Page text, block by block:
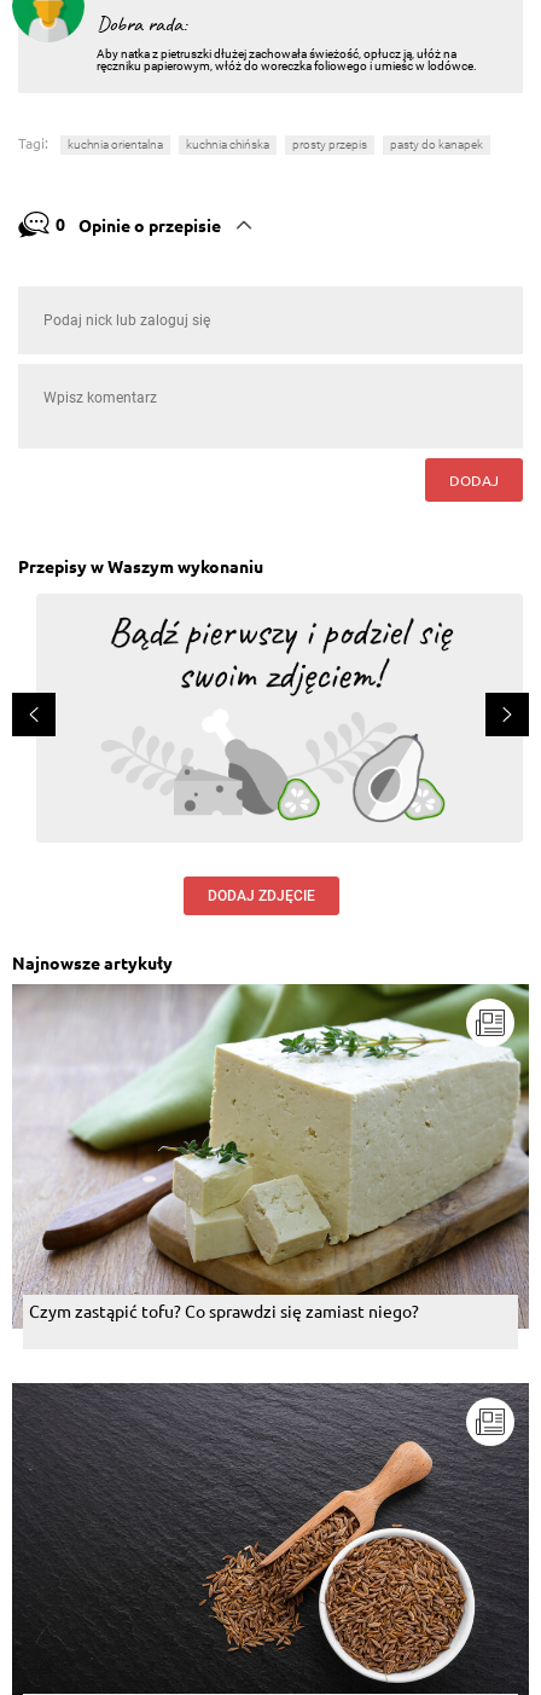
Dobra rada:
Aby natka z pietruszki dłużej zachowała świeżość, opłucz ją, ułóż na
ręczniku papierowym, włóż do woreczka foliowego i umieśc w lodówce.
Tagi: kuchnia orientalna kuchnia chińska prosty przepis pasty do kanapek
0 Opinie o przepisie
DODAJ
Przepisy w Waszym wykonaniu
DODAJ ZDJĘCIE
Najnowsze artykuły
Czym zastąpić tofu? Co sprawdzi się zamiast niego?